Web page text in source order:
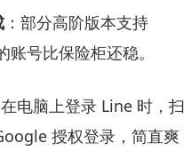
：部分高阶版本支持
号比保险柜还稳。
电脑上登录 Line 时，扫
授权登录，简直爽